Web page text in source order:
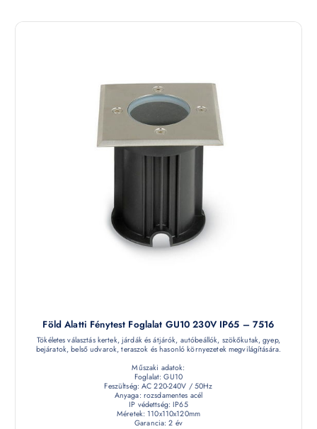
Föld Alatti Fénytest Foglalat GU10 230V IP65 – 7516
Tökéletes választás kertek, járdák és átjárók, autóbeállók, szökőkutak, gyep,
bejáratok, belső udvarok, teraszok és hasonló környezetek megvilágítására.
Műszaki adatok:
Foglalat: GU10
Feszültség: AC 220-240V / 50Hz
Anyaga: rozsdamentes acél
IP védettség: IP65
Méretek: 110x110x120mm
Garancia: 2 év